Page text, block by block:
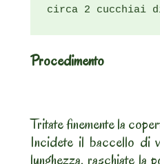
circa 2 cucchiai
Procedimento
Tritate finemente la
Incidete il baccello di
lunghezza, raschiate la